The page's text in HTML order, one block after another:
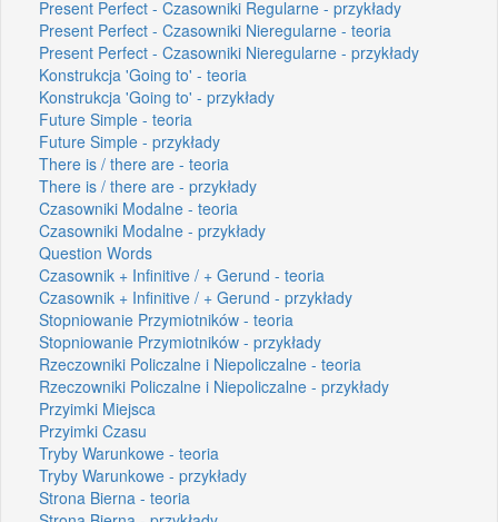
Present Perfect - Czasowniki Regularne - przykłady
Present Perfect - Czasowniki Nieregularne - teoria
Present Perfect - Czasowniki Nieregularne - przykłady
Konstrukcja 'Going to' - teoria
Konstrukcja 'Going to' - przykłady
Future Simple - teoria
Future Simple - przykłady
There is / there are - teoria
There is / there are - przykłady
Czasowniki Modalne - teoria
Czasowniki Modalne - przykłady
Question Words
Czasownik + Infinitive / + Gerund - teoria
Czasownik + Infinitive / + Gerund - przykłady
Stopniowanie Przymiotników - teoria
Stopniowanie Przymiotników - przykłady
Rzeczowniki Policzalne i Niepoliczalne - teoria
Rzeczowniki Policzalne i Niepoliczalne - przykłady
Przyimki Miejsca
Przyimki Czasu
Tryby Warunkowe - teoria
Tryby Warunkowe - przykłady
Strona Bierna - teoria